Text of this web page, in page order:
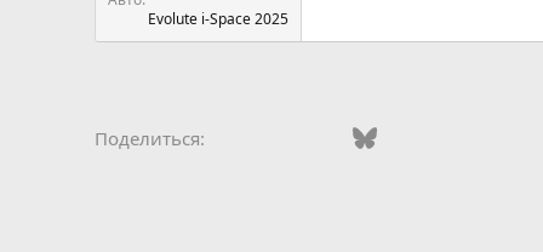
Evolute i-Space 2025
Поделиться: Odnoklassniki
Mail.ruBluesky